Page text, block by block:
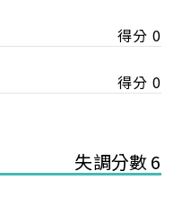
得分 0
得分 0
失調分數 6